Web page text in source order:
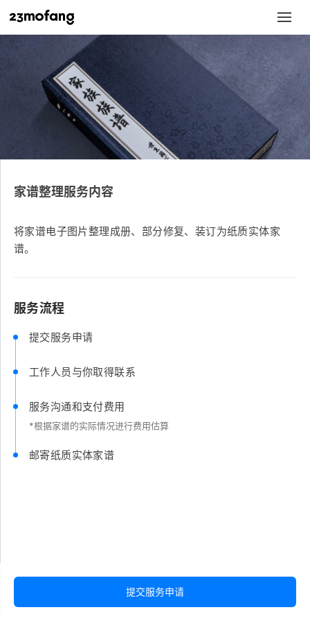
家谱整理服务内容
将家谱电子图片整理成册、部分修复、装订为纸质实体家
谱。
服务流程
提交服务申请
工作人员与你取得联系
服务沟通和支付费用
*根据家谱的实际情况进行费用估算
邮寄纸质实体家谱
提交服务申请